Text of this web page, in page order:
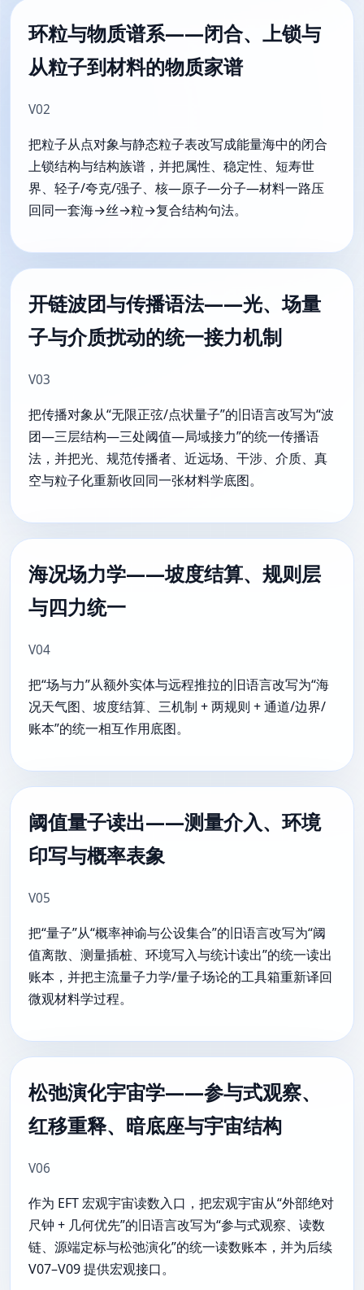
环粒与物质谱系——闭合、上锁与
从粒子到材料的物质家谱
V02
把粒子从点对象与静态粒子表改写成能量海中的闭合
上锁结构与结构族谱，并把属性、稳定性、短寿世
界、轻子/夸克/强子、核—原子—分子—材料一路压
回同一套海→丝→粒→复合结构句法。
开链波团与传播语法——光、场量
子与介质扰动的统一接力机制
V03
把传播对象从“无限正弦/点状量子”的旧语言改写为“波
团—三层结构—三处阈值—局域接力”的统一传播语
法，并把光、规范传播者、近远场、干涉、介质、真
空与粒子化重新收回同一张材料学底图。
海况场力学——坡度结算、规则层
与四力统一
V04
把“场与力”从额外实体与远程推拉的旧语言改写为“海
况天气图、坡度结算、三机制 + 两规则 + 通道/边界/
账本”的统一相互作用底图。
阈值量子读出——测量介入、环境
印写与概率表象
V05
把“量子”从“概率神谕与公设集合”的旧语言改写为“阈
值离散、测量插桩、环境写入与统计读出”的统一读出
账本，并把主流量子力学/量子场论的工具箱重新译回
微观材料学过程。
松弛演化宇宙学——参与式观察、
红移重释、暗底座与宇宙结构
V06
作为 EFT 宏观宇宙读数入口，把宏观宇宙从“外部绝对
尺钟 + 几何优先”的旧语言改写为“参与式观察、读数
链、源端定标与松弛演化”的统一读数账本，并为后续
V07–V09 提供宏观接口。